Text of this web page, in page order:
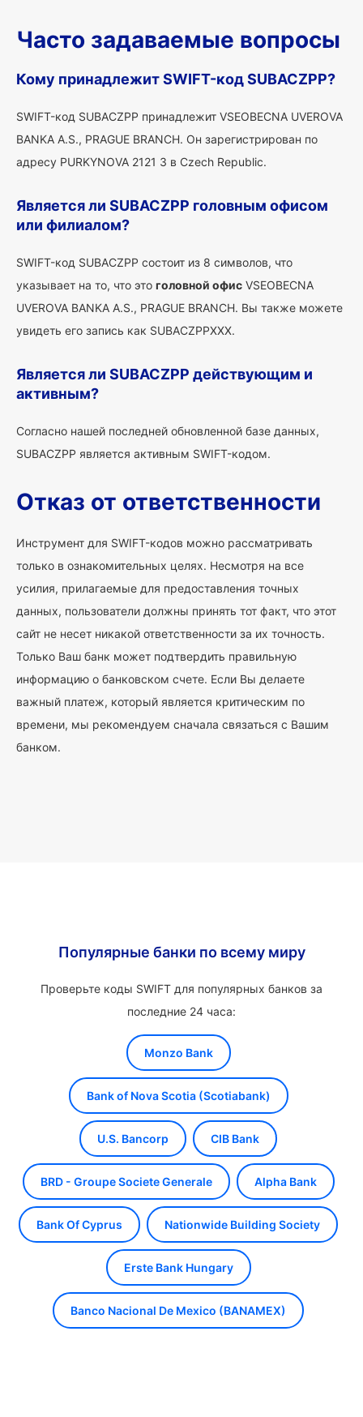
Часто задаваемые вопросы
Кому принадлежит SWIFT-код SUBACZPP?
SWIFT-код SUBACZPP принадлежит VSEOBECNA UVEROVA
BANKA A.S., PRAGUE BRANCH. Он зарегистрирован по
адресу PURKYNOVA 2121 3 в Czech Republic.
Является ли SUBACZPP головным офисом
или филиалом?
SWIFT-код SUBACZPP состоит из 8 символов, что
указывает на то, что это головной офис VSEOBECNA
UVEROVA BANKA A.S., PRAGUE BRANCH. Вы также можете
увидеть его запись как SUBACZPPXXX.
Является ли SUBACZPP действующим и
активным?
Согласно нашей последней обновленной базе данных,
SUBACZPP является активным SWIFT-кодом.
Отказ от ответственности
Инструмент для SWIFT-кодов можно рассматривать
только в ознакомительных целях. Несмотря на все
усилия, прилагаемые для предоставления точных
данных, пользователи должны принять тот факт, что этот
сайт не несет никакой ответственности за их точность.
Только Ваш банк может подтвердить правильную
информацию о банковском счете. Если Вы делаете
важный платеж, который является критическим по
времени, мы рекомендуем сначала связаться с Вашим
банком.
Популярные банки по всему миру
Проверьте коды SWIFT для популярных банков за
последние 24 часа:
Monzo Bank
Bank of Nova Scotia (Scotiabank)
U.S. Bancorp CIB Bank
BRD - Groupe Societe Generale Alpha Bank
Bank Of Cyprus Nationwide Building Society
Erste Bank Hungary
Banco Nacional De Mexico (BANAMEX)